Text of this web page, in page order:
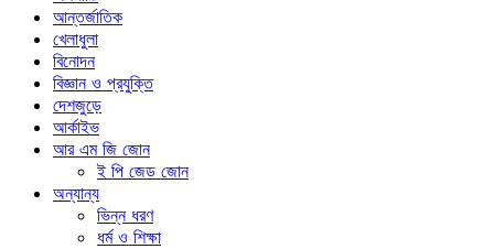
আন্তর্জাতিক
খেলাধুলা
বিনোদন
বিজ্ঞান ও প্রযুক্তি
দেশজুড়ে
আর্কাইভ
আর এম জি জোন
ই পি জেড জোন
অন্যান্য
ভিন্ন ধরণ
ধর্ম ও শিক্ষা